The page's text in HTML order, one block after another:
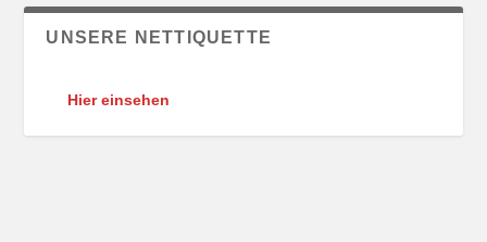
UNSERE NETTIQUETTE
Hier einsehen